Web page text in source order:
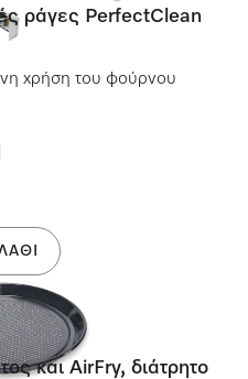
ράγες PerfectClean
χρήση του φούρνου
και AirFry, διάτρητο